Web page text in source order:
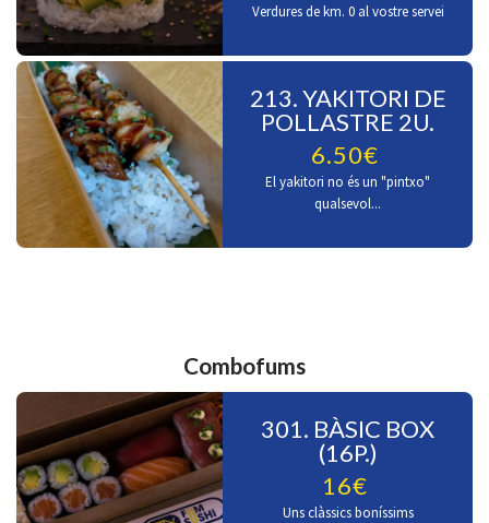
Verdures de km. 0 al vostre servei
213. YAKITORI DE
POLLASTRE 2U.
6.50€
El yakitori no és un "pintxo"
qualsevol...
Combofums
301. BÀSIC BOX
(16P.)
16€
Uns clàssics boníssims